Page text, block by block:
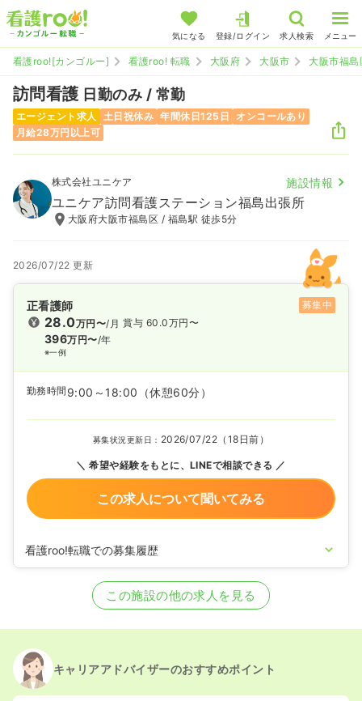
気になる 登録/ログイン 求人検索 メニュー
看護roo![カンゴルー] 看護roo! 転職 大阪府 大阪市 大阪市福島
訪問看護 日勤のみ / 常勤
エージェント求人 土日祝休み 年間休日125日
オンコールあり
月給28万円以上可
株式会社ユニケア 施設情報
ユニケア訪問看護ステーション福島出張所
大阪府大阪市福島区 / 福島駅 徒歩5分
2026/07/22 更新
正看護師 募集中
28.0万円〜/月
396万円〜/年
※一例
賞与 60.0万円〜
勤務時間 9:00～18:00 （休憩60分）
募集状況更新日： 2026/07/22（18日前）
希望や経験をもとに、LINEで相談できる
この求人について聞いてみる
看護roo!転職での募集履歴
正看護師の募集を休止
正看護師の募集を開始
2024/08/22正看護師の募集を開始
2024/04/18
2024/01/18 正看護師の募集を休止
2023/07/14
2023/05/29正看護師の募集を休止
この施設の他の求人を見る
キャリアアドバイザーのおすすめポイント